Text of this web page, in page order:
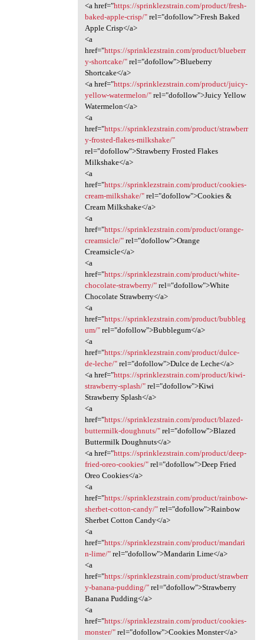
<a href="https://sprinklezstrain.com/product/fresh-
baked-apple-crisp/"rel="dofollow">Fresh Baked
Apple Crisp</a>
<a
href="https://sprinklezstrain.com/product/blueberr
y-shortcake/"rel="dofollow">Blueberry
Shortcake</a>
<a href="https://sprinklezstrain.com/product/juicy-
yellow-watermelon/"rel="dofollow">Juicy Yellow
Watermelon</a>
<a
href="https://sprinklezstrain.com/product/strawberr
y-frosted-flakes-milkshake/"
rel="dofollow">Strawberry Frosted Flakes
Milkshake</a>
<a
href="https://sprinklezstrain.com/product/cookies-
cream-milkshake/"rel="dofollow">Cookies &
Cream Milkshake</a>
<a
href="https://sprinklezstrain.com/product/orange-
creamsicle/"rel="dofollow">Orange
Creamsicle</a>
<a
href="https://sprinklezstrain.com/product/white-
chocolate-strawberry/"rel="dofollow">White
Chocolate Strawberry</a>
<a
href="https://sprinklezstrain.com/product/bubbleg
um/"rel="dofollow">Bubblegum</a>
<a
href="https://sprinklezstrain.com/product/dulce-
de-leche/"rel="dofollow">Dulce de Leche</a>
<a href="https://sprinklezstrain.com/product/kiwi-
strawberry-splash/"rel="dofollow">Kiwi
Strawberry Splash</a>
<a
href="https://sprinklezstrain.com/product/blazed-
buttermilk-doughnuts/"rel="dofollow">Blazed
Buttermilk Doughnuts</a>
<a href="https://sprinklezstrain.com/product/deep-
fried-oreo-cookies/"rel="dofollow">Deep Fried
Oreo Cookies</a>
<a
href="https://sprinklezstrain.com/product/rainbow-
sherbet-cotton-candy/"rel="dofollow">Rainbow
Sherbet Cotton Candy</a>
<a
href="https://sprinklezstrain.com/product/mandari
n-lime/"rel="dofollow">Mandarin Lime</a>
<a
href="https://sprinklezstrain.com/product/strawberr
y-banana-pudding/"rel="dofollow">Strawberry
Banana Pudding</a>
<a
href="https://sprinklezstrain.com/product/cookies-
monster/"rel="dofollow">Cookies Monster</a>